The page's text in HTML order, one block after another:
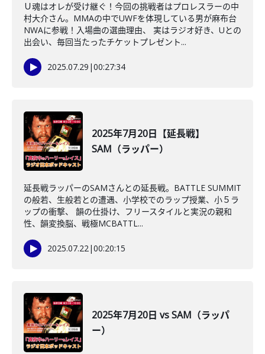
Ｕ魂はオレが受け継ぐ！今回の挑戦者はプロレスラーの中
村大介さん。MMAの中でUWFを体現している男が麻布台
NWAに参戦！入場曲の選曲理由、 実はラジオ好き、Uとの
出会い、毎回当たったチケットプレゼント...
2025.07.29 |00:27:34
2025年7月20日【延長戦】
SAM（ラッパー）
延長戦ラッパーのSAMさんとの延長戦。BATTLE SUMMIT
の般若、生般若との遭遇、小学校でのラップ授業、小５ラ
ップの衝撃、 韻の仕掛け、フリースタイルと実況の親和
性、韻変換脳、戦極MCBATTL...
2025.07.22|00:20:15
2025年7月20日 vs SAM（ラッパ
ー）